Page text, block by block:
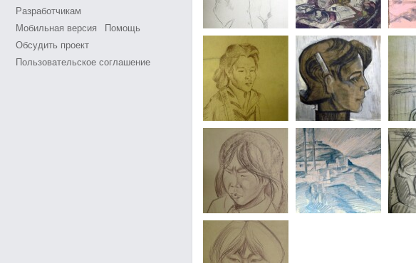
Разработчикам
Мобильная версия
Помощь
Обсудить проект
Пользовательское соглашение